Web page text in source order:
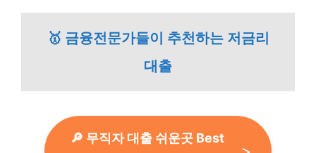
🥇 금융전문가들이 추천하는 저금리
대출
🔎 무직자 대출 쉬운곳 Best